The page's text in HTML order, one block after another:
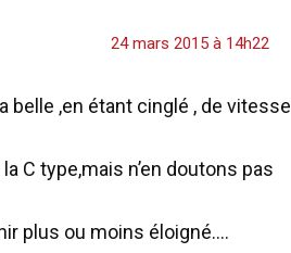
24 mars 2015 à 14h22
belle ,en étant cinglé , de vitesse
C type,mais n’en doutons pas
plus ou moins éloigné….